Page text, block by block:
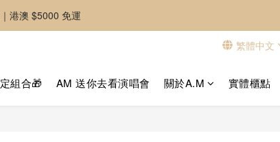
獲取優惠券
港澳 $5000 免運
繁體中文
組合🎁 AM 送你去看演唱會 關於A.M 實體櫃點